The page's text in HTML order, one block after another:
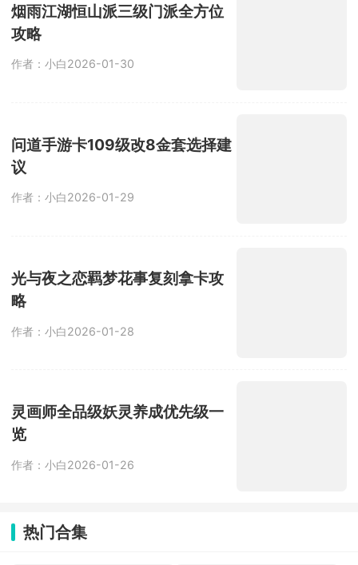
烟雨江湖恒山派三级门派全方位
攻略
作者：小白2026-01-30
问道手游卡109级改8金套选择建
议
作者：小白2026-01-29
光与夜之恋羁梦花事复刻拿卡攻
略
作者：小白2026-01-28
灵画师全品级妖灵养成优先级一
览
作者：小白2026-01-26
热门合集